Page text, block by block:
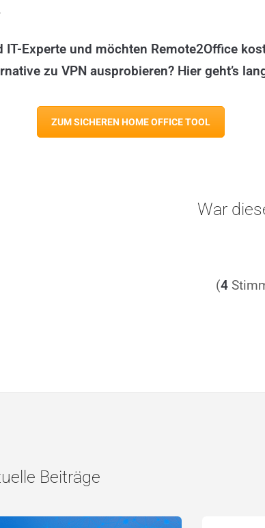
IT-Experte und möchten Remote2Office
zu VPN ausprobieren? Hier geht’s
ZUM SICHEREN HOME OFFICE TOOL
War
(4
Beiträge